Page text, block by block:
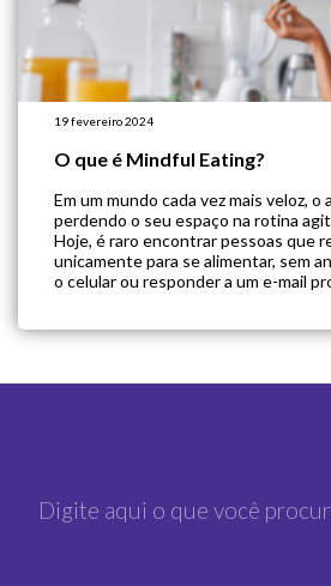
19 fevereiro 2024
O que é Mindful Eating?
Em um mundo cada vez mais veloz, o
perdendo o seu espaço na rotina
Hoje, é raro encontrar pessoas que
unicamente para se alimentar, sem
o celular ou responder a um e-mail